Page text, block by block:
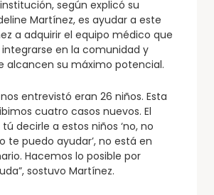
según explicó su
Martínez, es ayudar a este
a adquirir el equipo médico que
en la comunidad y
alcancen su máximo potencial.
entrevistó eran 26 niños. Esta
cuatro casos nuevos. El
decirle a estos niños ‘no, no
te puedo ayudar’, no está en
Hacemos lo posible por
sostuvo Martínez.